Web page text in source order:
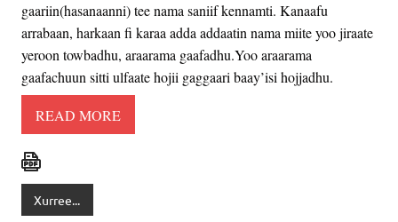
gaariin(hasanaanni) tee nama saniif kennamti. Kanaafu
arrabaan, harkaan fi karaa adda addaatin nama miite yoo jiraate
yeroon towbadhu, araarama gaafadhu.Yoo araarama
gaafachuun sitti ulfaate hojii gaggaari baay’isi hojjadhu.
READ MORE
Xurree...